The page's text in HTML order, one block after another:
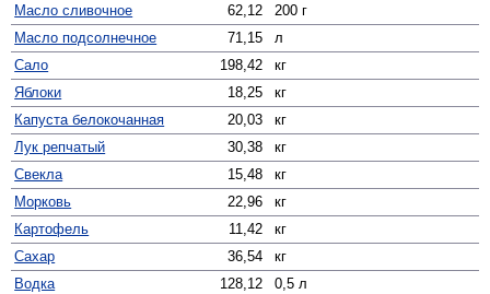
Масло сливочное
62,12
200 г
Масло подсолнечное
71,15
л
Сало
198,42
кг
Яблоки
18,25
кг
Капуста белокочанная
20,03
кг
Лук репчатый
30,38
кг
Свекла
15,48
кг
Морковь
22,96
кг
Картофель
11,42
кг
Сахар
36,54
кг
Водка
128,12
0,5 л